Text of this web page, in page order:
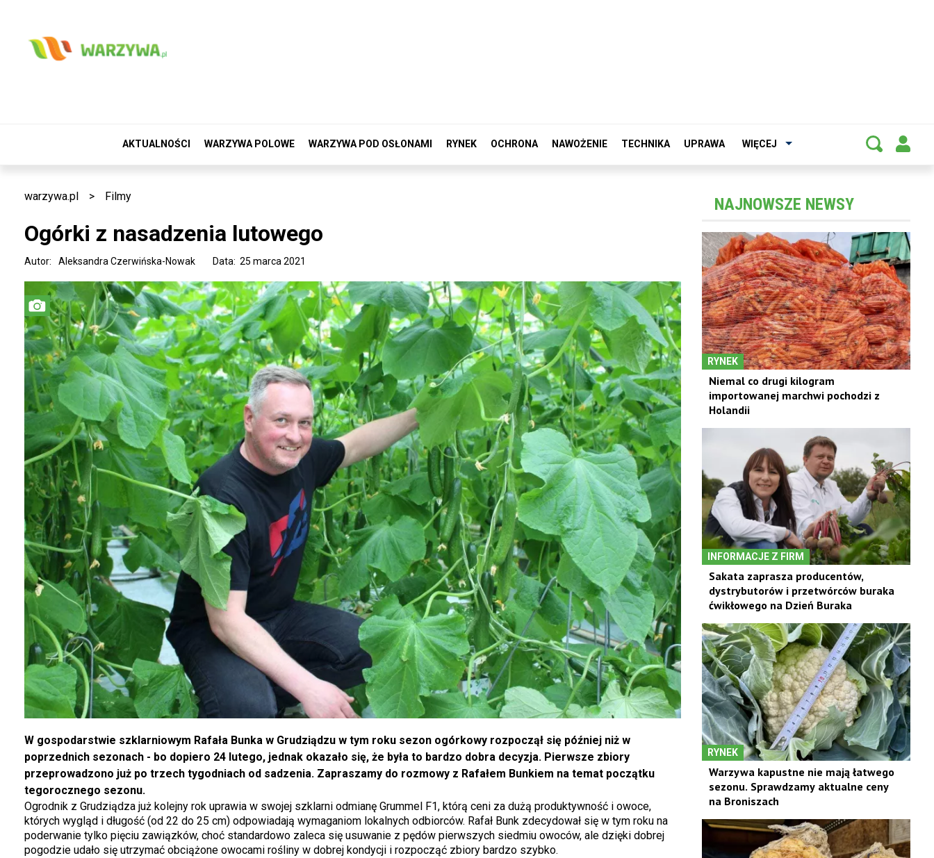
AKTUALNOŚCI WARZYWA POLOWE WARZYWA POD OSŁONAMI RYNEK OCHRONA NAWOŻENIE TECHNIKA UPRAWA WIĘCEJ
warzywa.pl > Filmy
Ogórki z nasadzenia lutowego
Data: 25 marca 2021
Autor: Aleksandra Czerwińska-Nowak
W gospodarstwie szklarniowym Rafała Bunka w Grudziądzu w tym roku sezon ogórkowy rozpoczął się później niż w
poprzednich sezonach - bo dopiero 24 lutego, jednak okazało się, że była to bardzo dobra decyzja. Pierwsze zbiory
przeprowadzono już po trzech tygodniach od sadzenia. Zapraszamy do rozmowy z Rafałem Bunkiem na temat początku
tegorocznego sezonu.
Ogrodnik z Grudziądza już kolejny rok uprawia w swojej szklarni odmianę Grummel F1, którą ceni za dużą produktywność i owoce,
których wygląd i długość (od 22 do 25 cm) odpowiadają wymaganiom lokalnych odbiorców. Rafał Bunk zdecydował się w tym roku na
poderwanie tylko pięciu zawiązków, choć standardowo zaleca się usuwanie z pędów pierwszych siedmiu owoców, ale dzięki dobrej
pogodzie udało się utrzymać obciążone owocami rośliny w dobrej kondycji i rozpocząć zbiory bardzo szybko.
NAJNOWSZE NEWSY
RYNEK
Niemal co drugi kilogram
importowanej marchwi pochodzi z
Holandii
INFORMACJE Z FIRM
Sakata zaprasza producentów,
dystrybutorów i przetwórców buraka
ćwikłowego na Dzień Buraka
RYNEK
Warzywa kapustne nie mają łatwego
sezonu. Sprawdzamy aktualne ceny
na Broniszach